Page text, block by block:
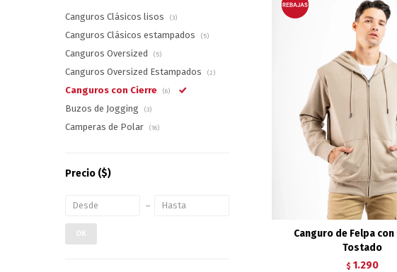
Canguro de Felpa con
Tostado
$ 1.290
Canguros Clásicos lisos (3)
Canguros Clásicos estampados (5)
Canguros Oversized (5)
Canguros Oversized Estampados (2)
Canguros con Cierre (6)
Buzos de Jogging (3)
Camperas de Polar (16)
Precio ($)
OK